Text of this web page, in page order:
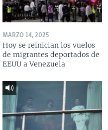
MARZO 14, 2025
Hoy se reinician los vuelos
de migrantes deportados de
EEUU a Venezuela